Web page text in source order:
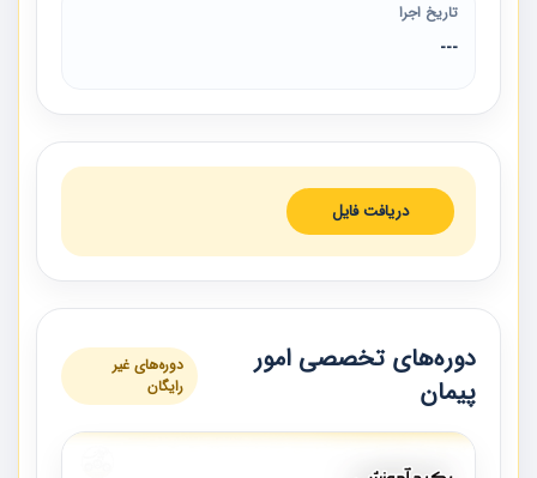
تاریخ اجرا
---
دریافت فایل
دوره‌های تخصصی امور
پیمان
دوره‌های غیر
رایگان